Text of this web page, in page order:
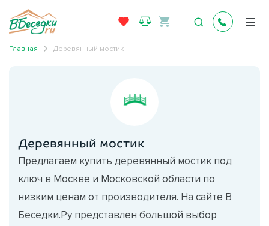
Главная Деревянный мостик
Деревянный мостик
Предлагаем купить деревянный мостик под
ключ в Москве и Московской области по
низким ценам от производителя. На сайте В
Беседки.Ру представлен большой выбор